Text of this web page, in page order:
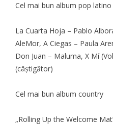
Cel mai bun album pop latino
La Cuarta Hoja – Pablo
AleMor, A Ciegas – Paula
Don Juan – Maluma, X Mí
(câştigător)
Cel mai bun album country
„Rolling Up the Welcome